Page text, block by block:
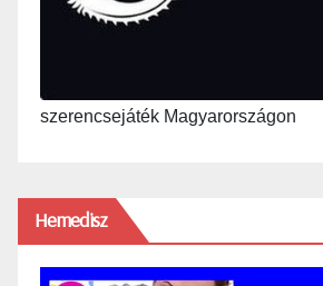
szerencsejáték Magyarországon
Hemedisz